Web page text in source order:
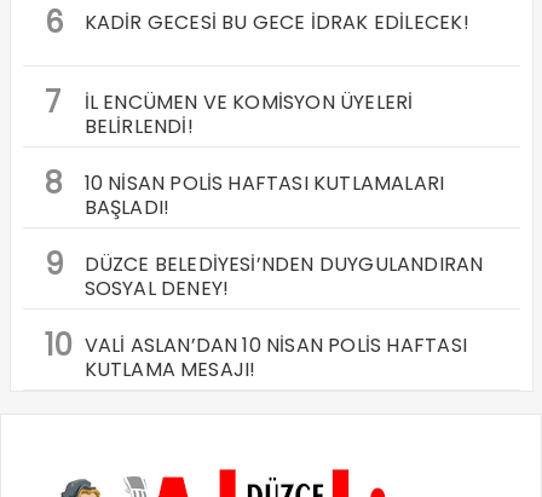
6 KADİR GECESİ BU GECE İDRAK EDİLECEK!
7
İL ENCÜMEN VE KOMİSYON ÜYELERİ
BELİRLENDİ!
8
10 NİSAN POLİS HAFTASI KUTLAMALARI
BAŞLADI!
9
DÜZCE BELEDİYESİ’NDEN DUYGULANDIRAN
SOSYAL DENEY!
10 VALİ ASLAN’DAN 10 NİSAN POLİS HAFTASI
KUTLAMA MESAJI!